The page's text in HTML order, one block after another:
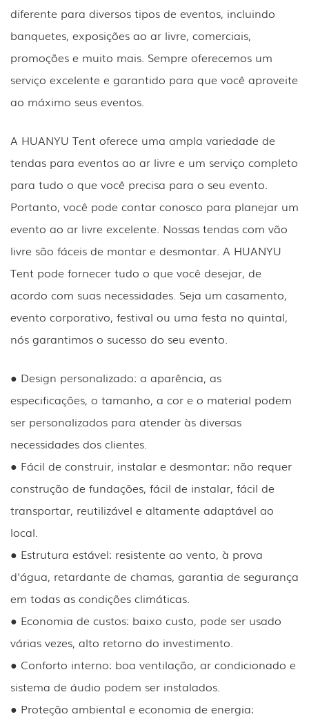
diferente para diversos tipos de eventos, incluindo
banquetes, exposições ao ar livre, comerciais,
promoções e muito mais. Sempre oferecemos um
serviço excelente e garantido para que você aproveite
ao máximo seus eventos.
A HUANYU Tent oferece uma ampla variedade de
tendas para eventos ao ar livre e um serviço completo
para tudo o que você precisa para o seu evento.
Portanto, você pode contar conosco para planejar um
evento ao ar livre excelente. Nossas tendas com vão
livre são fáceis de montar e desmontar. A HUANYU
Tent pode fornecer tudo o que você desejar, de
acordo com suas necessidades. Seja um casamento,
evento corporativo, festival ou uma festa no quintal,
nós garantimos o sucesso do seu evento.
● Design personalizado: a aparência, as
especificações, o tamanho, a cor e o material podem
ser personalizados para atender às diversas
necessidades dos clientes.
● Fácil de construir, instalar e desmontar: não requer
construção de fundações, fácil de instalar, fácil de
transportar, reutilizável e altamente adaptável ao
local.
● Estrutura estável: resistente ao vento, à prova
d'água, retardante de chamas, garantia de segurança
em todas as condições climáticas.
● Economia de custos: baixo custo, pode ser usado
várias vezes, alto retorno do investimento.
● Conforto interno: boa ventilação, ar condicionado e
sistema de áudio podem ser instalados.
● Proteção ambiental e economia de energia: